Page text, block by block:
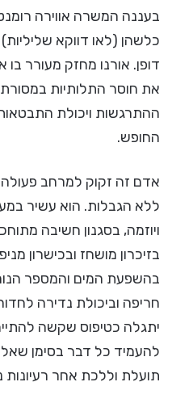
בעננה המשרה אווירה
כלשהן (לאו דווקא שליליות)
דופן. אורנו מחזק מעורר
את חוסר התלותיות במסורת
ההתרגשות ויכולת
החופש.
אדם זה זקוק למרחב פעולה
ללא הגבלות. הוא עשיר
ויוזמה, בסגנון חשיבה
בזיכרון מושחז ובכישרון
בהשפעת המים והמספר
חריפה וביכולת נדירה
יתגלה כטיפוס שקשה
להעמיד כל דבר בסימן
תועלת וללכת אחר רעיונות